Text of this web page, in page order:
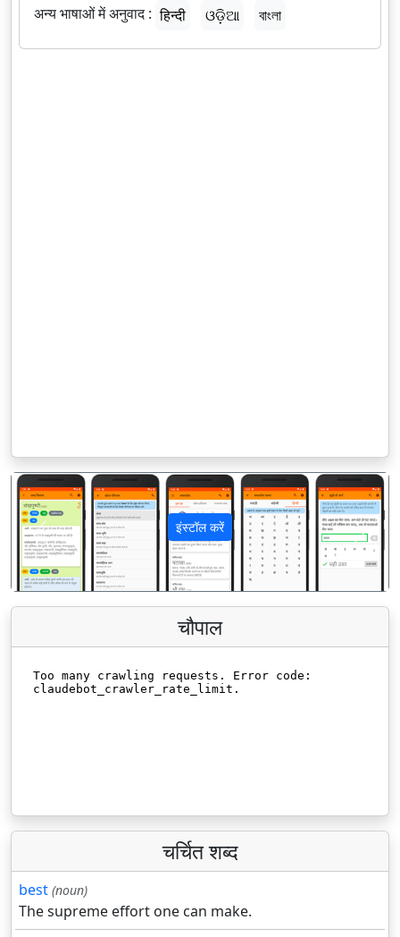
अन्य भाषाओं में अनुवाद : हिन्दी ଓଡ଼ିଆ বাংলা
इंस्टॉल करें
पिछला अगला
चौपाल
चर्चित शब्द
best (noun)
The supreme effort one can make.